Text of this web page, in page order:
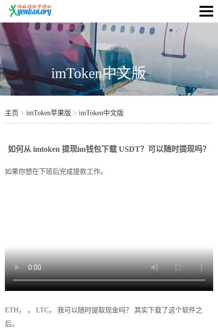
imToken中文版
主页 > imToken苹果版 > imToken中文版
如何从 imtoken 提现im钱包下载 USDT？可以随时提现吗？
如果你想在下班后完成提款工作。
ETH， ， LTC， 我可以随时提取现金吗？ 其实下载了这个软件之
后。